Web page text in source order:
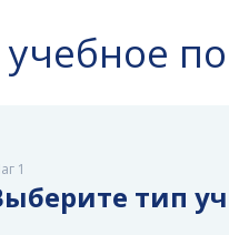
учебное
1
тип